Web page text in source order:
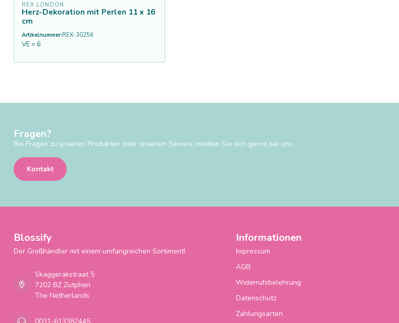
REX LONDON
Herz-Dekoration mit Perlen 11 x 16
cm
Artikelnummer:REX-30256
VE = 6
Fragen?
Bei Fragen zu unseren Produkten oder unserem Service, melden Sie sich gerne bei uns.
Kontakt
Blossify
Der Großhändler mit einem umfangreichen Sortiment!
Skaggerakstraat 5
7202 BZ Zutphen
The Netherlands
Informationen
Impressum
AGB
Widerrufsbelehrung
Datenschutz
Zahlungsarten